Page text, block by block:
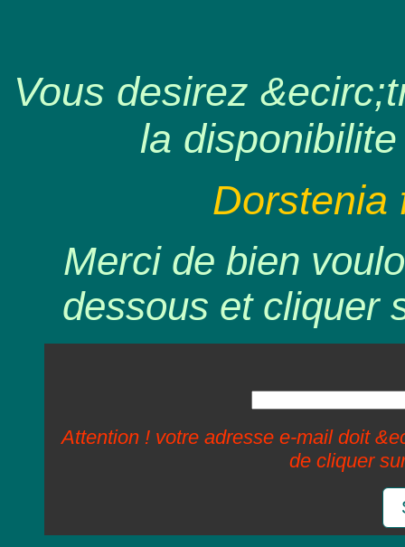
Vous desirez
la
Dorstenia
Merci de bien
dessous et cliquer
Attention ! votre adresse e-mail doit
de cliquer